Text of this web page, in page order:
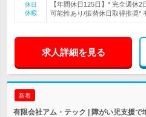
休日
休暇
【年間休日125日】* 完全週休
可能性あり/振替休日取得推奨*
求人詳細を見る
新着
有限会社アム・テック | 障がい児支援